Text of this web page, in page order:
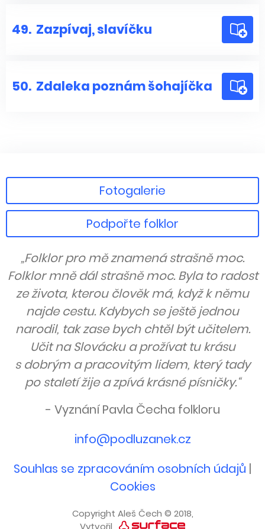
49. Zazpívaj, slavíčku
50. Zdaleka poznám šohajíčka
Fotogalerie
Podpořte folklor
„Folklor pro mě znamená strašně moc.
Folklor mně dál strašně moc. Byla to radost
ze života, kterou člověk má, když k němu
najde cestu. Kdybych se ještě jednou
narodil, tak zase bych chtěl být učitelem.
Učit na Slovácku a prožívat tu krásu
s dobrým a pracovitým lidem, který tady
po staletí žije a zpívá krásné písničky.“
- Vyznání Pavla Čecha folkloru
info@podluzanek.cz
Souhlas se zpracováním osobních údajů |
Cookies
Copyright Aleš Čech © 2018,
Vytvořil